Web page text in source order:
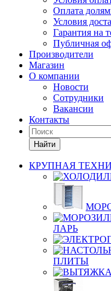
Оплата
Условия
Гарантия на
Публичная
Производители
Магазин
О компании
Новости
Сотрудники
Вакансии
Контакты
Найти
КРУПНАЯ
ЛАРЬ
ПЛИТЫ